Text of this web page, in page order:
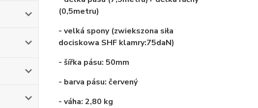
(0,5metru)
- velká spony (zwiekszona siła
dociskowa SHF klamry:75daN)
- šířka pásu: 50mm
- barva pásu: červený
- váha: 2,80 kg